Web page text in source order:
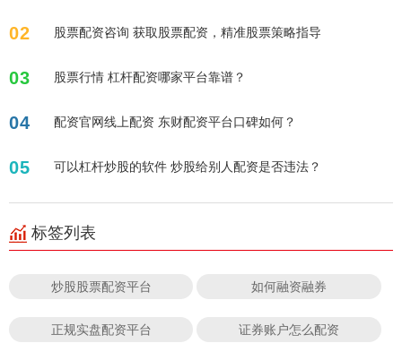
02 股票配资咨询 获取股票配资，精准股票策略指导
03 股票行情 杠杆配资哪家平台靠谱？
04 配资官网线上配资 东财配资平台口碑如何？
05 可以杠杆炒股的软件 炒股给别人配资是否违法？
标签列表
炒股股票配资平台 如何融资融券
正规实盘配资平台 证券账户怎么配资